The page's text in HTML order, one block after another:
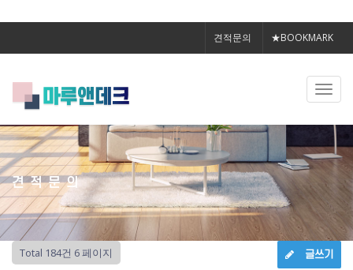
견적문의 ★BOOKMARK
견적문의
Total 184건 6 페이지 글쓰기